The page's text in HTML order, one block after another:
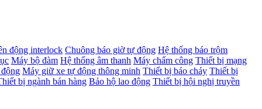
động interlock Chuông báo giờ tự động Hệ thống báo trộm
Máy bộ đàm Hệ thống âm thanh Máy chấm công Thiết bị mạng
Máy giữ xe tự động thông minh Thiết bị báo cháy Thiết bị
bị ngành bán hàng Bảo hộ lao động Thiết bị hội nghị truyền